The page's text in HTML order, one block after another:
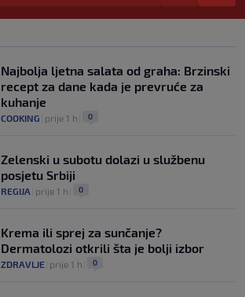
Najbolja ljetna salata od graha: Brzinski
recept za dane kada je prevruće za
kuhanje
COOKING prije 1 h 0
Zelenski u subotu dolazi u službenu
posjetu Srbiji
REGIJA prije 1 h 0
Krema ili sprej za sunčanje?
Dermatolozi otkrili šta je bolji izbor
ZDRAVLJE prije 1 h 0